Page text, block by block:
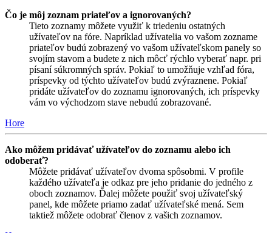
Čo je môj zoznam priateľov a ignorovaných?
Tieto zoznamy môžete využiť k triedeniu ostatných
užívateľov na fóre. Napríklad užívatelia vo vašom zozname
priateľov budú zobrazený vo vašom užívateľskom panely so
svojím stavom a budete z nich môcť rýchlo vyberať napr. pri
písaní súkromných správ. Pokiaľ to umožňuje vzhľad fóra,
príspevky od týchto užívateľov budú zvýraznene. Pokiaľ
pridáte užívateľov do zoznamu ignorovaných, ich príspevky
vám vo východzom stave nebudú zobrazované.
Hore
Ako môžem pridávať užívateľov do zoznamu alebo ich
odoberať?
Môžete pridávať užívateľov dvoma spôsobmi. V profile
každého užívateľa je odkaz pre jeho pridanie do jedného z
oboch zoznamov. Ďalej môžete použiť svoj užívateľský
panel, kde môžete priamo zadať užívateľské mená. Sem
taktiež môžete odobrať členov z vašich zoznamov.